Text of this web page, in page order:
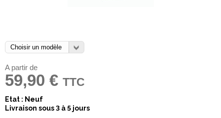
A partir de
59,90 € TTC
Etat : Neuf
Livraison sous 3 à 5 jours